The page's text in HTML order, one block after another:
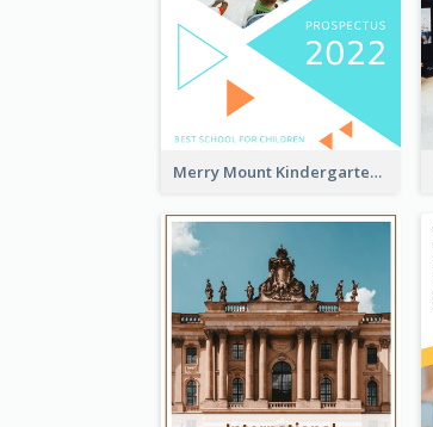
Merry Mount Kindergarten Prospectus